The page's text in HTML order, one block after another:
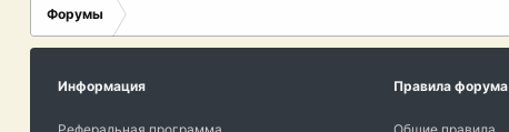
Форумы
Информация Правила форума